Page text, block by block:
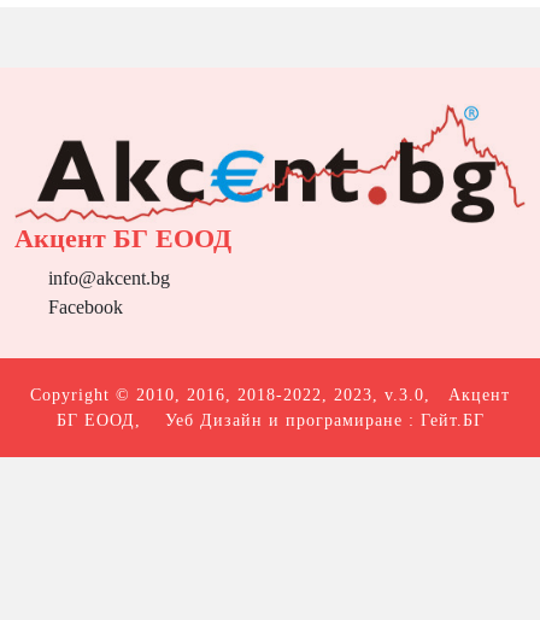
Акцент БГ ЕООД
info@akcent.bg
Facebook
Copyright © 2010, 2016, 2018-2022, 2023, v.3.0, Акцент
БГ ЕООД , Уеб Дизайн и програмиране : Гейт.БГ